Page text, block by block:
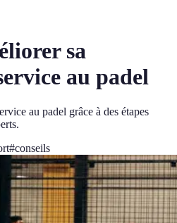
sa
au padel
au padel grâce à des étapes
#conseils